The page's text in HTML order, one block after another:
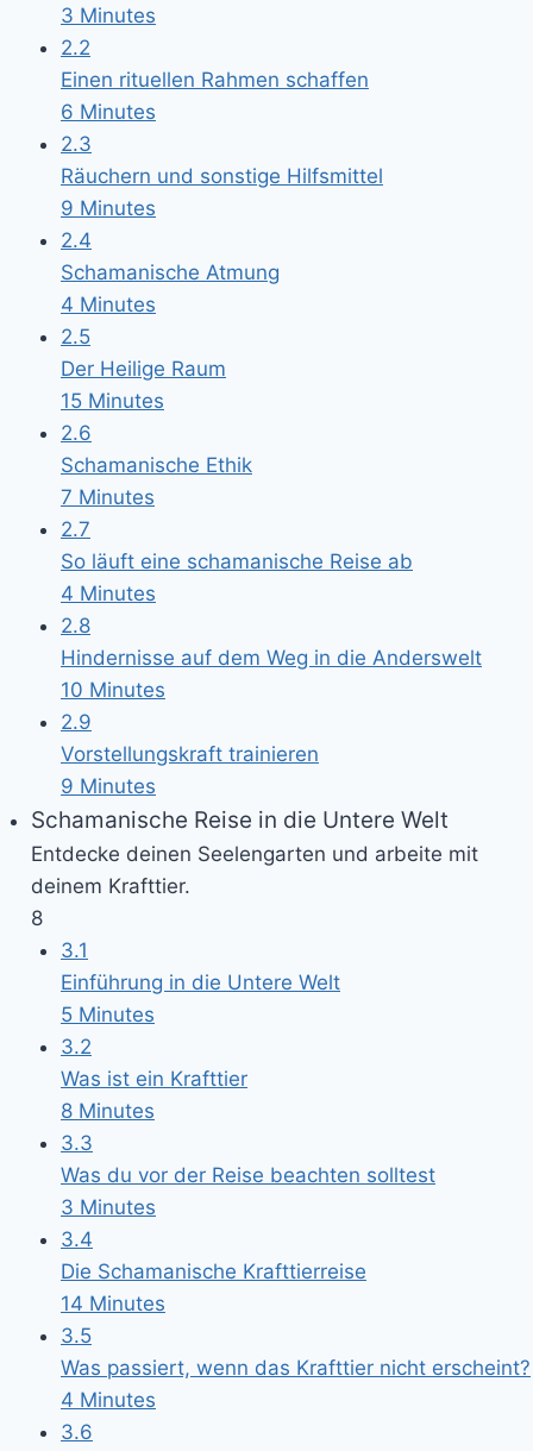
3 Minutes
2.2
Einen rituellen Rahmen schaffen
6 Minutes
2.3
Räuchern und sonstige Hilfsmittel
9 Minutes
2.4
Schamanische Atmung
4 Minutes
2.5
Der Heilige Raum
15 Minutes
2.6
Schamanische Ethik
7 Minutes
2.7
So läuft eine schamanische Reise ab
4 Minutes
2.8
Hindernisse auf dem Weg in die Anderswelt
10 Minutes
2.9
Vorstellungskraft trainieren
9 Minutes
Schamanische Reise in die Untere Welt
Entdecke deinen Seelengarten und arbeite mit
deinem Krafttier.
8
3.1
Einführung in die Untere Welt
5 Minutes
3.2
Was ist ein Krafttier
8 Minutes
3.3
Was du vor der Reise beachten solltest
3 Minutes
3.4
Die Schamanische Krafttierreise
14 Minutes
3.5
Was passiert, wenn das Krafttier nicht erscheint?
4 Minutes
3.6